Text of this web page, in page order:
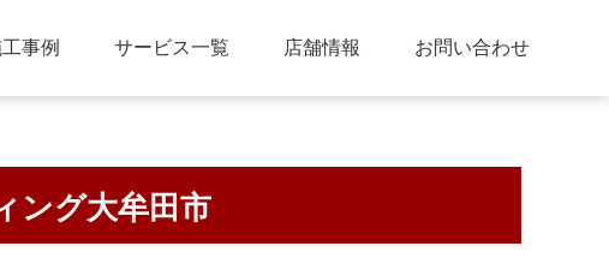
事例 サービス一覧 店舗情報 お問い合わせ
ング大牟田市